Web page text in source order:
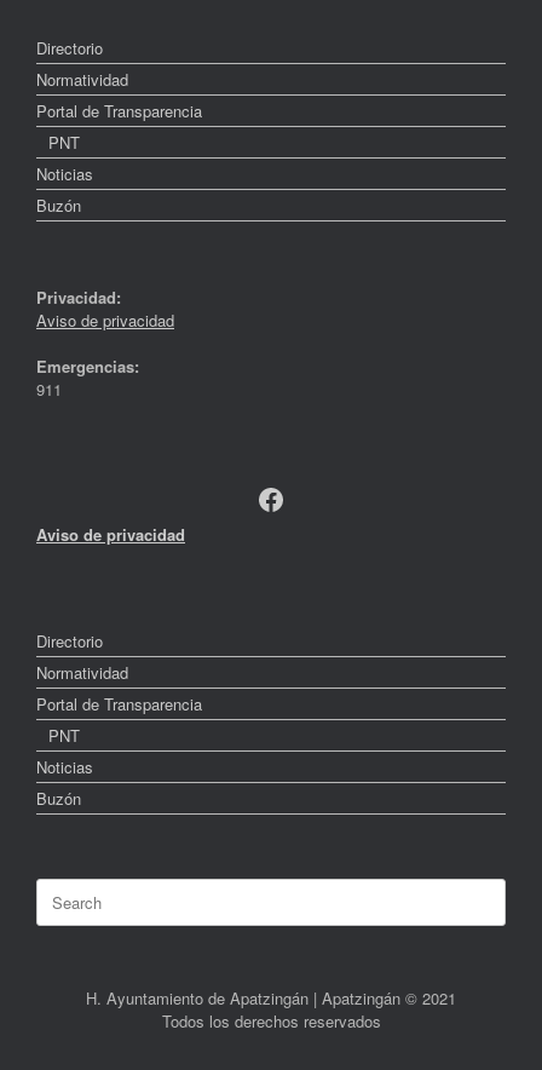
Directorio
Normatividad
Portal de Transparencia
PNT
Noticias
Buzón
Privacidad:
Aviso de privacidad
Emergencias:
911
Facebook
Aviso de privacidad
Directorio
Normatividad
Portal de Transparencia
PNT
Noticias
Buzón
for:
H. Ayuntamiento de Apatzingán | Apatzingán © 2021
Todos los derechos reservados